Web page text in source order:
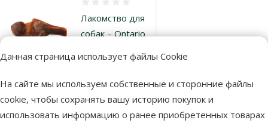
Данная страница использует файлы Cookie
На сайте мы используем собственные и сторонние файлы
cookie, чтобы сохранять вашу историю покупок и
использовать информацию о ранее приобретенных товарах
Лакомство для
собак – Ontario
Brochette, 300
г
Цена
1,99 €